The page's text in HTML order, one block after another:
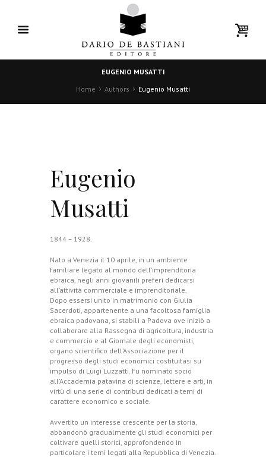
EUGENIO MUSATTI
Home
Authors Eugenio Musatti
Eugenio
Musatti
1844 – 1928.
Nato a Venezia il 10 aprile, in un ambiente
familiare legato al mondo dell’imprenditoria
ebraica, negli anni giovanili preferì dedicarsi
all’attività commerciale e imprenditoriale.
Dopo essersi unito in matrimonio con Giulia
Sacerdoti, appartenente a una facoltosa famiglia
ebraica padovana, si stabilì a Padova ove iniziò a
collaborare alla Rassegna di agricoltura, industria
e commercio e al Giornale degli economisti,
organo scientifico dell’Associazione per il
progresso degli studi economici costituitasi su
impulso di Luigi Luzzatti. Fu nominato socio
all’Accademia patavina di scienze, lettere e arti, in
virtù di una serie di contributi dedicati a temi di
carattere economico e sociale.
Avvertito un interesse crescente per la storia,
abbandonò gradualmente gli studi economici per
coltivare quelli storici, approfondendo in
particolare i temi legati alla Repubblica di Venezia.